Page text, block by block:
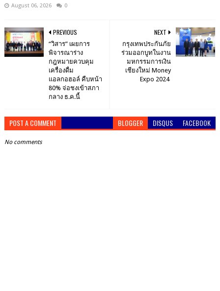
August 06, 2026 0
NEXT
กรุงเทพประกันภัย
ร่วมออกบูทในงาน
มหกรรมการเงิน
เชียงใหม่ Money
Expo 2024
PREVIOUS
“วิสาร” เผยการ
พิจารณาร่าง
กฎหมายควบคุม
เครื่องดื่ม
แอลกอฮอล์ คืบหน้า
80% จ่อชงเข้าสภา
กลาง ธ.ค.นี้
POST A COMMENT BLOGGER DISQUS FACEBOOK
No comments